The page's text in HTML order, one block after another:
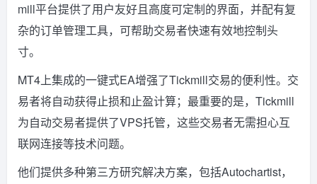
mill平台提供了用户友好且高度可定制的界面，并配有复
杂的订单管理工具，可帮助交易者快速有效地控制头
寸。
MT4上集成的一键式EA增强了Tickmill交易的便利性。交
易者将自动获得止损和止盈计算；最重要的是，Tickmill
为自动交易者提供了VPS托管，这些交易者无需担心互
联网连接等技术问题。
他们提供多种第三方研究解决方案，包括Autochartist，